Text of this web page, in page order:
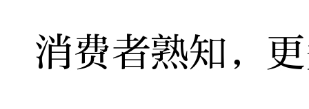
消费者熟知，